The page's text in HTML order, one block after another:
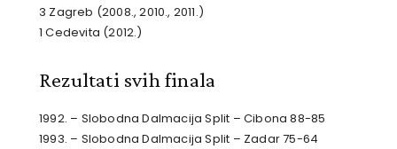
3 Zagreb (2008., 2010., 2011.)
1 Cedevita (2012.)
Rezultati svih finala
1992. – Slobodna Dalmacija Split – Cibona 88-85
1993. – Slobodna Dalmacija Split – Zadar 75-64